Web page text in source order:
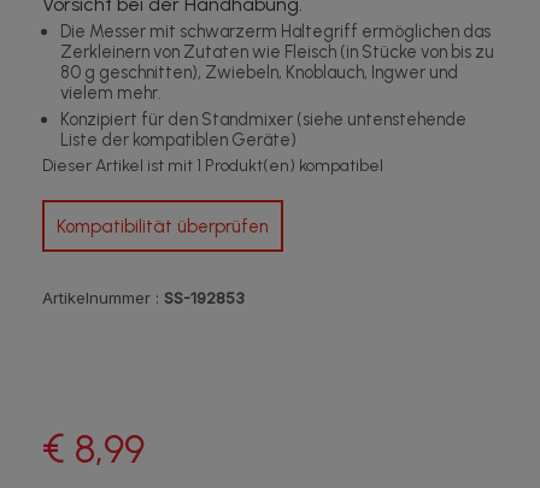
Die Messer mit schwarzerm Haltegriff ermöglichen das
Zerkleinern von Zutaten wie Fleisch (in Stücke von bis zu
80 g geschnitten), Zwiebeln, Knoblauch, Ingwer und
vielem mehr.
Konzipiert für den Standmixer (siehe untenstehende
Liste der kompatiblen Geräte)
Dieser Artikel ist mit 1 Produkt(en) kompatibel
Kompatibilität überprüfen
Artikelnummer : SS-192853
€ 8,99